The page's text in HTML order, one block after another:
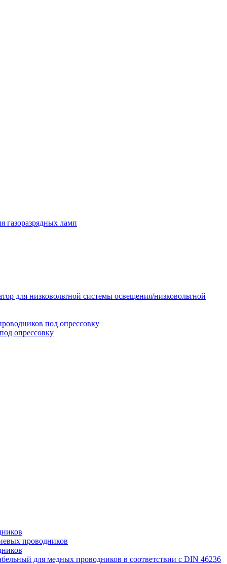
газоразрядных ламп
для низковольтной системы освещения/низковольтной
под опрессовку
опрессовку
проводников
для медных проводников в соответствии с DIN 46236